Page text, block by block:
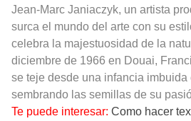
Jean-Marc Janiaczyk, un artista
surca el mundo del arte con su
celebra la majestuosidad de la
diciembre de 1966 en Douai,
se teje desde una infancia imbuida
sembrando las semillas de su
Te puede interesar: Como hacer